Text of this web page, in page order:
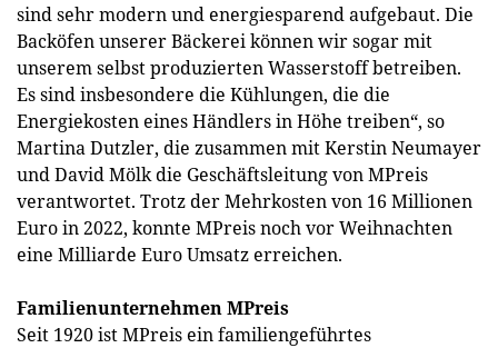
sind sehr modern und energiesparend aufgebaut. Die
Backöfen unserer Bäckerei können wir sogar mit
unserem selbst produzierten Wasserstoff betreiben.
Es sind insbesondere die Kühlungen, die die
Energiekosten eines Händlers in Höhe treiben“, so
Martina Dutzler, die zusammen mit Kerstin Neumayer
und David Mölk die Geschäftsleitung von MPreis
verantwortet. Trotz der Mehrkosten von 16 Millionen
Euro in 2022, konnte MPreis noch vor Weihnachten
eine Milliarde Euro Umsatz erreichen.
Familienunternehmen MPreis
Seit 1920 ist MPreis ein familiengeführtes